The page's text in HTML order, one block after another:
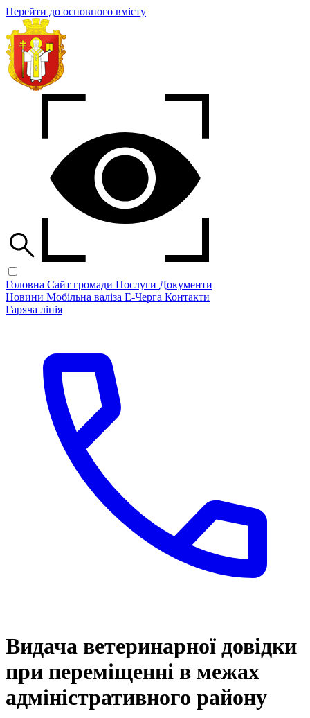
Перейти до основного вмісту
Головна Сайт громади Послуги Документи
Новини Мобільна валіза Е-Черга Контакти
Гаряча лінія
Видача ветеринарної довідки
при переміщенні в межах
адміністративного району